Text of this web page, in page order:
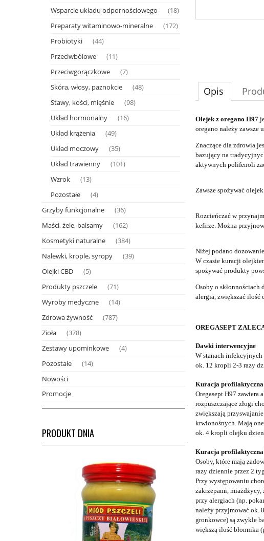
Wsparcie układu odpornościowego (18)
Preparaty witaminowo-mineralne (172)
Probiotyki (44)
Przeciwbólowe (11)
Przeciwgorączkowe (7)
Skóra, włosy, paznokcie (48)
Stawy, kości, mięśnie (98)
Układ hormonalny (16)
Układ krążenia (49)
Układ moczowy (35)
Układ trawienny (101)
Wzrok (13)
Pozostałe (4)
Grzyby funkcjonalne (36)
Maści, żele, balsamy (162)
Kosmetyki naturalne (384)
Nalewki, krople, syropy (39)
Olejki CBD (5)
Produkty pszczele (71)
Wyroby medyczne (14)
Zdrowa żywność (787)
Zioła (378)
Zestawy upominkowe (4)
Pozostałe (14)
Nowości
Promocje
PRODUKT DNIA
Opis
Olejek z oregano H97
oregano należy zawsze
Znaczące dla zdrowia
bazujący na
aktywnych polifenoli
Zawsze spożywać
Rozcieńczać w
kefirze. Można
Niżej podano
W czasie kuracji
spożywać produkty
Osoby o
alergia, zwiększać ilość
OREGASEPT
Dawki interwencyjne
W stanach infekcyjnych
ok. 12 kropli 2-3 razy
Kuracja profilaktyczna
Oregasept H97 zawiera
rozpuszczające złogi
zwiększają
krwionośnych. Mają
ok. 4 kropli olejku
Kuracja profilaktyczna
Osoby, które mają
razy dziennie przez 2
Przy występowaniu
zakrzepami,
przy alergiach (np.
należy przyjmować ok.
gronkowce) są zwykle
większą ilość błonnika